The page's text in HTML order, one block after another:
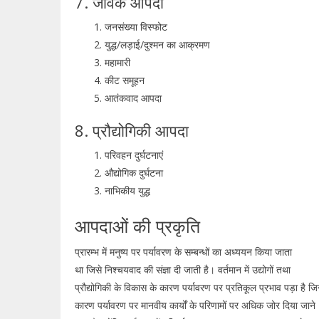
जनसंख्या विस्फोट
युद्ध/लड़ाई/दुश्मन का आक्रमण
महामारी
कीट समूहन
आतंकवाद आपदा
8. प्रौद्योगिकी आपदा
परिवहन दुर्घटनाएं
औद्योगिक दुर्घटना
नाभिकीय युद्ध
आपदाओं की प्रकृति
प्रारम्भ में मनुष्य पर पर्यावरण के सम्बन्धों का अध्ययन किया जाता
था जिसे निश्चयवाद की संज्ञा दी जाती है। वर्तमान में उद्योगों तथा
प्रौद्योगिकी के विकास के कारण पर्यावरण पर प्रतिकूल प्रभाव पड़ा है
कारण पर्यावरण पर मानवीय कार्यों के परिणामों पर अधिक जोर दिया जाने